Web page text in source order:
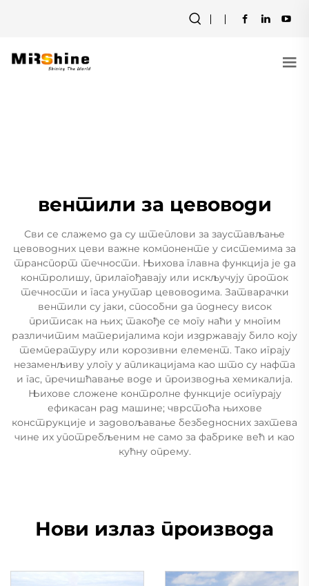
вентили за цевоводи
Сви се слажемо да су штеплови за заустављање
цевоводних цеви важне компоненте у системима за
транспорт течности. Њихова главна функција је да
контролишу, прилагођавају или искључују проток
течности и гаса унутар цевоводима. Затварачки
вентили су јаки, способни да поднесу висок
притисак на њих; такође се могу наћи у многим
различитим материјалима који издржавају било коју
температуру или корозивни елемент. Тако играју
незаменљиву улогу у апликацијама као што су нафта
и гас, пречишћавање воде и производња хемикалија.
Њихове сложене контролне функције осигурају
ефикасан рад машине; чврстоћа њихове
конструкције и задовољавање безбедносних захтева
чине их употребљеним не само за фабрике већ и као
кућну опрему.
Нови излаз производа